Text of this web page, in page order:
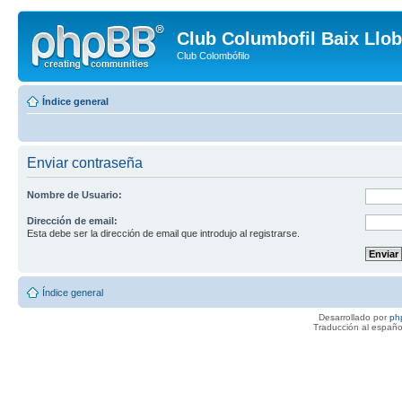
Club Columbofil Baix
Club Colombófilo
Índice general
Enviar contraseña
Nombre de Usuario:
Dirección de email:
Esta debe ser la dirección de email que introdujo al registrarse.
Índice general
Desarrollado por
Traducción al